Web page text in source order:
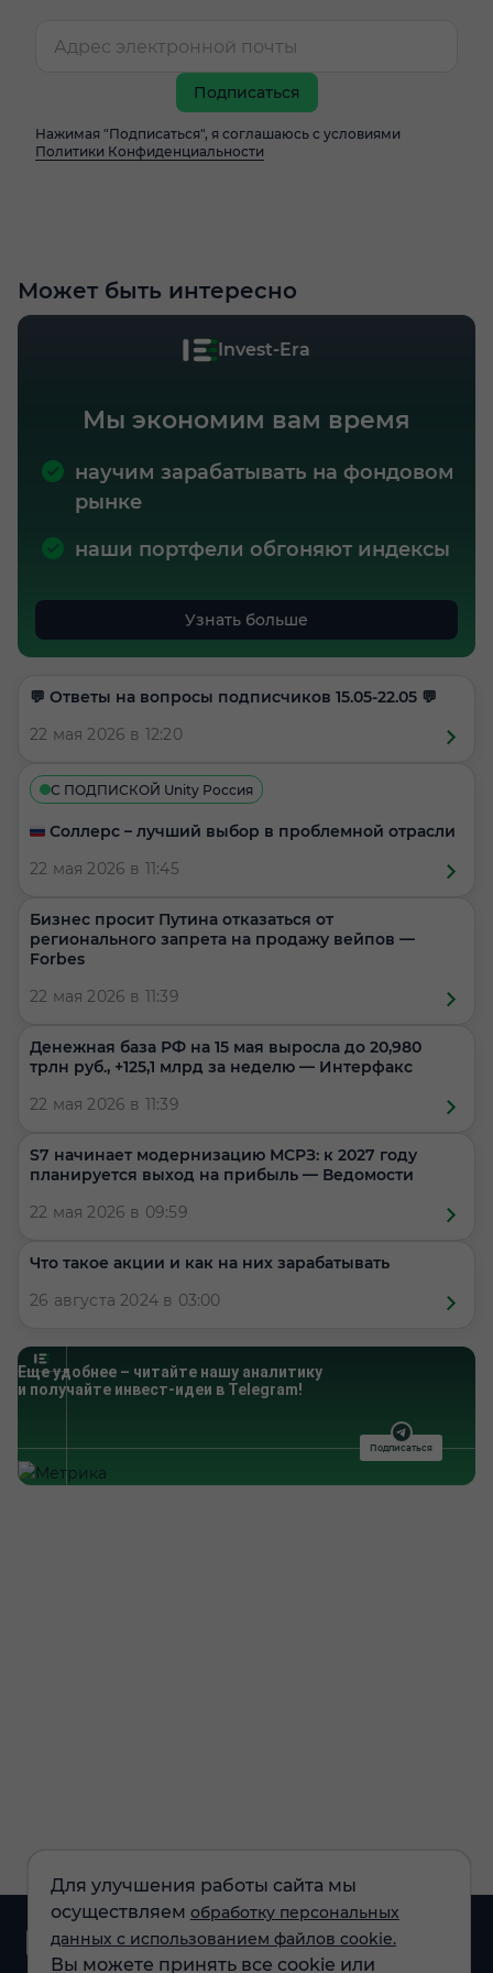
Для улучшения работы сайта мы
осуществляем обработку персональных
данных с использованием файлов cookie.
Вы можете принять все cookie или
Подписаться
Нажимая "Подписаться", я соглашаюсь с условиями
Политики Конфиденциальности
Может быть интересно
Invest-Era
Мы экономим вам время
научим зарабатывать на фондовом
рынке
наши портфели обгоняют индексы
Узнать больше
​​💬 Ответы на вопросы подписчиков 15.05-22.05 💬
22 мая 2026 в 12:20
С ПОДПИСКОЙ Unity Россия
🇷🇺 Соллерс – лучший выбор в проблемной отрасли
22 мая 2026 в 11:45
Бизнес просит Путина отказаться от
регионального запрета на продажу вейпов —
Forbes
22 мая 2026 в 11:39
Денежная база РФ на 15 мая выросла до 20,980
трлн руб., +125,1 млрд за неделю — Интерфакс
22 мая 2026 в 11:39
S7 начинает модернизацию МСРЗ: к 2027 году
планируется выход на прибыль — Ведомости
22 мая 2026 в 09:59
Что такое акции и как на них зарабатывать
26 августа 2024 в 03:00
Еще удобнее – читайте нашу аналитику
и получайте инвест-идеи в Telegram!
Подписаться
Аналитика и
новости